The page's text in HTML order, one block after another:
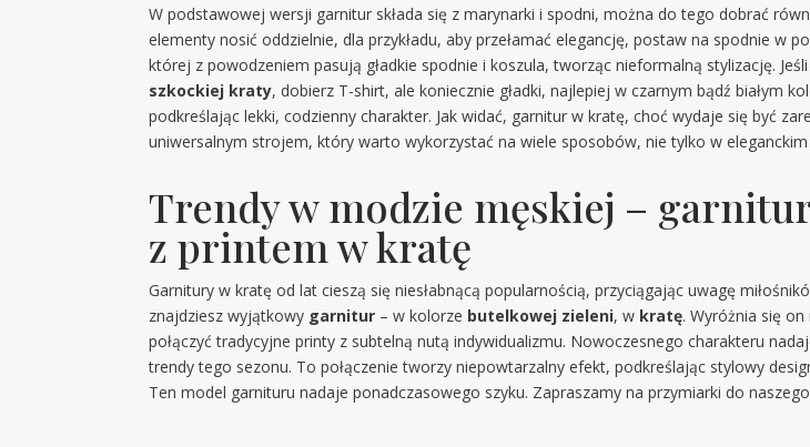
W podstawowej wersji garnitur składa się z marynarki i spodni, można do tego dobrać
elementy nosić oddzielnie, dla przykładu, aby przełamać elegancję, postaw na spodnie w
której z powodzeniem pasują gładkie spodnie i koszula, tworząc nieformalną stylizację.
szkockiej kraty, dobierz T-shirt, ale koniecznie gładki, najlepiej w czarnym bądź białym
podkreślając lekki, codzienny charakter. Jak widać, garnitur w kratę, choć wydaje się być
uniwersalnym strojem, który warto wykorzystać na wiele sposobów, nie tylko w eleganckim
Trendy w modzie męskiej –
z printem w kratę
Garnitury w kratę od lat cieszą się niesłabnącą popularnością, przyciągając uwagę
znajdziesz wyjątkowy garnitur – w kolorze butelkowej zieleni, w kratę. Wyróżnia się
połączyć tradycyjne printy z subtelną nutą indywidualizmu. Nowoczesnego charakteru
trendy tego sezonu. To połączenie tworzy niepowtarzalny efekt, podkreślając stylowy
Ten model garnituru nadaje ponadczasowego szyku. Zapraszamy na przymiarki do